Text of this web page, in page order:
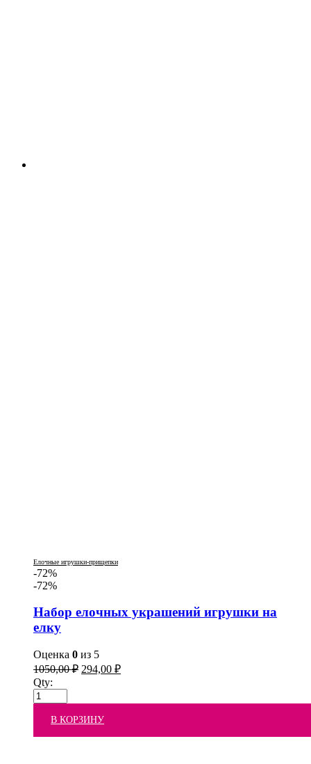
Елочные игрушки-прищепки
-72%
-72%
Набор елочных украшений игрушки на
елку
Оценка 0 из 5
1050,00₽ 294,00 ₽
Qty:
В КОРЗИНУ